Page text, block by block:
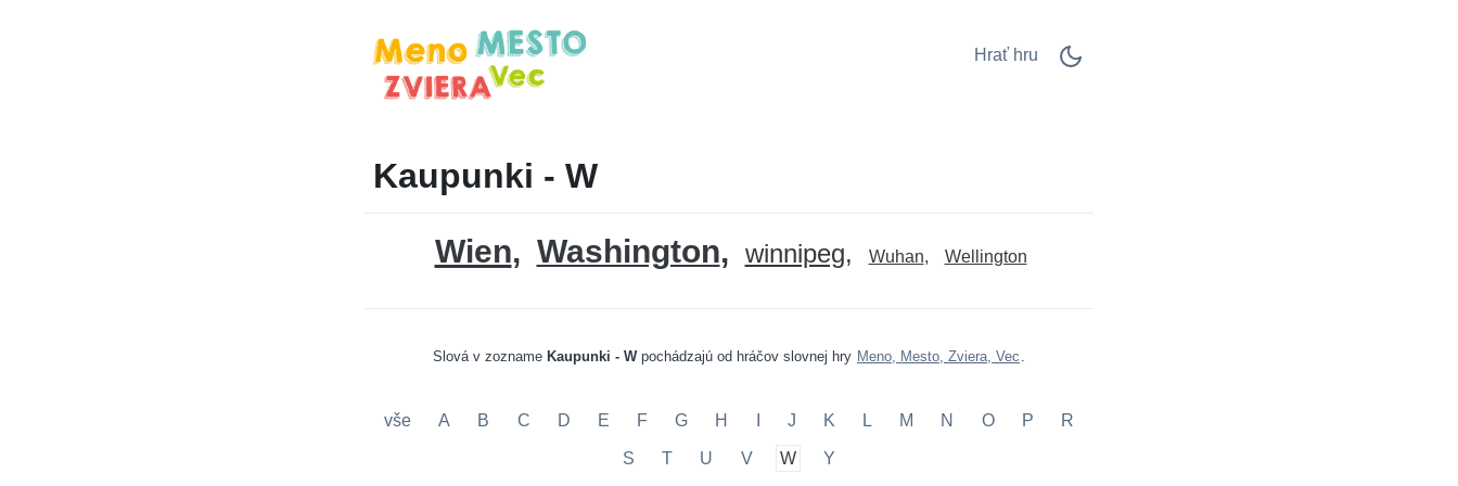
Hrať hru
Kaupunki - W
Wien Washington winnipeg Wuhan Wellington
Slová v zozname Kaupunki - Wpochádzajú od hráčov slovnej hry Meno, Mesto, Zviera, Vec .
vše A B C D E F G H J K L M N O P R
S T U V W Y